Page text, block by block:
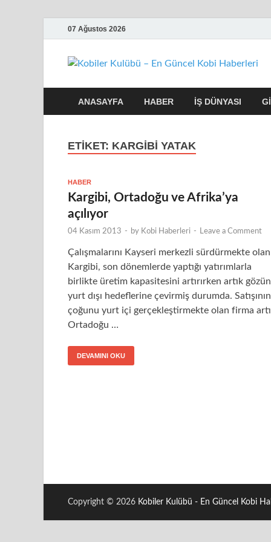
07 Ağustos 2026
ANASAYFA HABER İŞ DÜNYASI
ETIKET: KARGIBI YATAK
HABER
Kargibi, Ortadoğu ve Afrika’ya
açılıyor
04 Kasım 2013 - by Kobi Haberleri - Leave a Comment
Çalışmalarını Kayseri merkezli sürdürmekte olan
Kargibi, son dönemlerde yaptığı yatırımlarla
birlikte üretim kapasitesini artırırken artık
yurt dışı hedeflerine çevirmiş durumda. Satışının
çoğunu yurt içi gerçekleştirmekte olan firma
Ortadoğu …
DEVAMINI OKU
Copyright © 2026 Kobiler Kulübü - En Güncel Kobi